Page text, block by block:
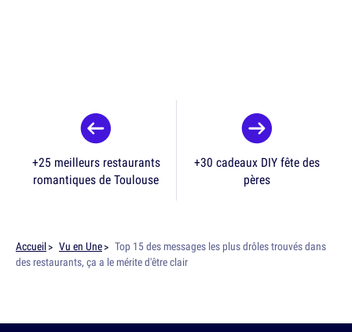
+25 meilleurs restaurants
romantiques de Toulouse
+30 cadeaux DIY fête des
pères
Accueil Vu en Une
Top 15 des messages les plus drôles trouvés dans
des restaurants, ça a le mérite d'être clair